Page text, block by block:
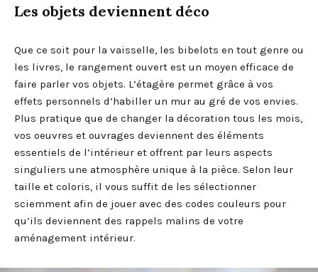
Les objets deviennent déco
Que ce soit pour la vaisselle, les bibelots en tout genre ou
les livres, le rangement ouvert est un moyen efficace de
faire parler vos objets. L’étagère permet grâce à vos
effets personnels d’habiller un mur au gré de vos envies.
Plus pratique que de changer la décoration tous les mois,
vos oeuvres et ouvrages deviennent des éléments
essentiels de l’intérieur et offrent par leurs aspects
singuliers une atmosphère unique à la pièce. Selon leur
taille et coloris, il vous suffit de les sélectionner
sciemment afin de jouer avec des codes couleurs pour
qu’ils deviennent des rappels malins de votre
aménagement intérieur.